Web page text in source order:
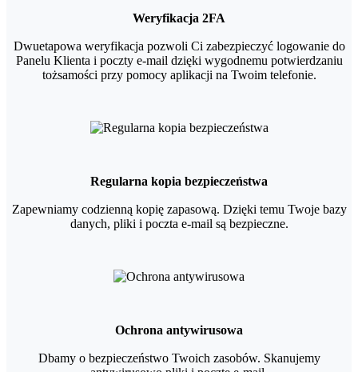
Weryfikacja 2FA
Dwuetapowa weryfikacja pozwoli Ci zabezpieczyć logowanie do
Panelu Klienta i poczty e-mail dzięki wygodnemu potwierdzaniu
tożsamości przy pomocy aplikacji na Twoim telefonie.
Regularna kopia bezpieczeństwa
Zapewniamy codzienną kopię zapasową. Dzięki temu Twoje bazy
danych, pliki i poczta e-mail są bezpieczne.
Ochrona antywirusowa
Dbamy o bezpieczeństwo Twoich zasobów. Skanujemy